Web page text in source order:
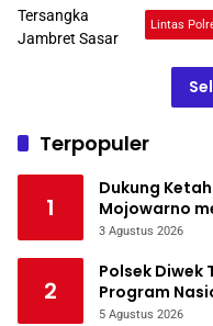
Lintas
Terpopuler
1
Dukung
Mojowarno
Tanaman
3 Agustus 2026
2
Polsek Diwek
Program
5 Agustus 2026